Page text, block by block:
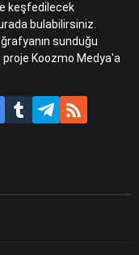
keşfedilecek
bulabilirsiniz.
sunduğu
Koozmo Medya'a